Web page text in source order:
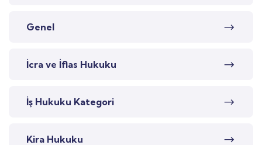
Genel
İcra ve İflas Hukuku
İş Hukuku Kategori
Kira Hukuku